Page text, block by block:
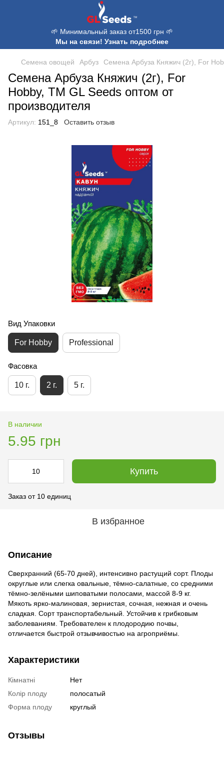
🌱 Минимальный заказ от1500 грн 🌱
Мы на связи! Узнать подробнее
Семена овощей Арбуз Семена Арбуза Княжич (2г), For
Семена Арбуза Княжич (2г), For
Hobby, TM GL Seeds оптом от
производителя
Артикул: 151_8 Оставить отзыв
Вид Упаковки
For Hobby Professional
Фасовка
10 г. 2 г. 5 г.
В наличии
5.95 грн
Купить
Заказ от 10 единиц
В избранное
Описание
Сверхранний (65-70 дней), интенсивно растущий сорт. Плоды
округлые или слегка овальные, тёмно-салатные, со средними
тёмно-зелёными шиповатыми полосами, массой 8-9 кг.
Мякоть ярко-малиновая, зернистая, сочная, нежная и очень
сладкая. Сорт транспортабельный. Устойчив к грибковым
заболеваниям. Требователен к плодородию почвы,
отличается быстрой отзывчивостью на агроприёмы.
Характеристики
Кімнатні
Нет
Колір плоду
полосатый
Форма плоду
круглый
Отзывы